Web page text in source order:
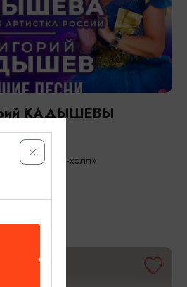
КАДЫШЕВЫ
«Янтарь-холл»